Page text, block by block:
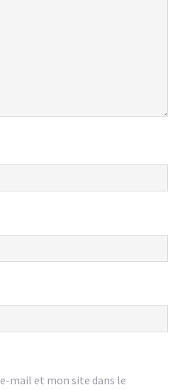
mail et mon site dans le